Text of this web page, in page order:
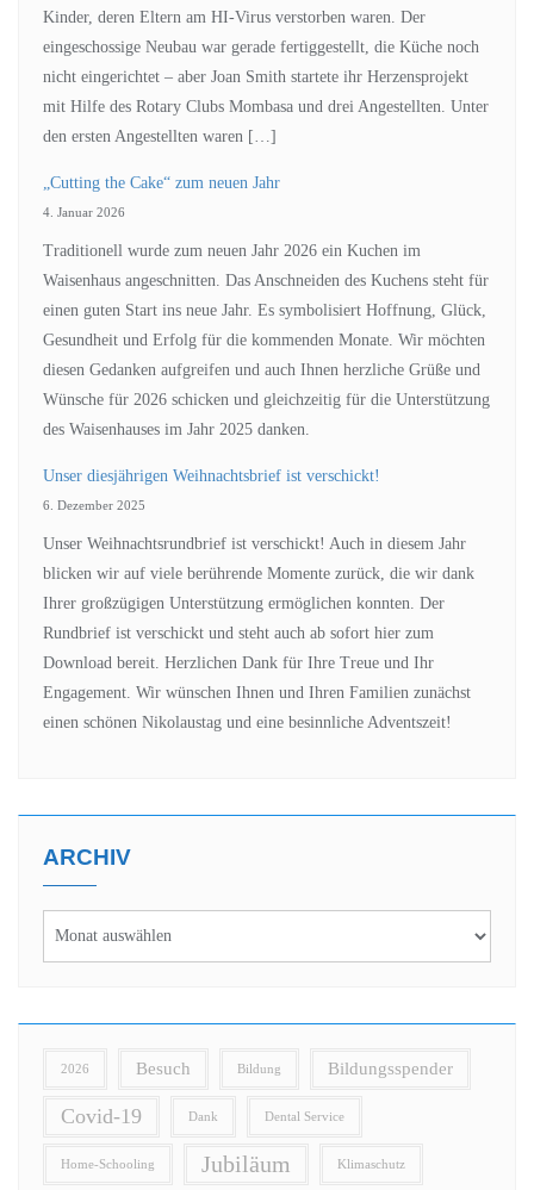
Kinder, deren Eltern am HI-Virus verstorben waren. Der
eingeschossige Neubau war gerade fertiggestellt, die Küche noch
nicht eingerichtet – aber Joan Smith startete ihr Herzensprojekt
mit Hilfe des Rotary Clubs Mombasa und drei Angestellten. Unter
den ersten Angestellten waren […]
„Cutting the Cake“ zum neuen Jahr
4. Januar 2026
Traditionell wurde zum neuen Jahr 2026 ein Kuchen im
Waisenhaus angeschnitten. Das Anschneiden des Kuchens steht für
einen guten Start ins neue Jahr. Es symbolisiert Hoffnung, Glück,
Gesundheit und Erfolg für die kommenden Monate. Wir möchten
diesen Gedanken aufgreifen und auch Ihnen herzliche Grüße und
Wünsche für 2026 schicken und gleichzeitig für die Unterstützung
des Waisenhauses im Jahr 2025 danken.
Unser diesjährigen Weihnachtsbrief ist verschickt!
6. Dezember 2025
Unser Weihnachtsrundbrief ist verschickt! Auch in diesem Jahr
blicken wir auf viele berührende Momente zurück, die wir dank
Ihrer großzügigen Unterstützung ermöglichen konnten. Der
Rundbrief ist verschickt und steht auch ab sofort hier zum
Download bereit. Herzlichen Dank für Ihre Treue und Ihr
Engagement. Wir wünschen Ihnen und Ihren Familien zunächst
einen schönen Nikolaustag und eine besinnliche Adventszeit!
ARCHIV
2026 Besuch Bildung Bildungsspender
Covid-19 Dank Dental Service
Home-Schooling Jubiläum Klimaschutz